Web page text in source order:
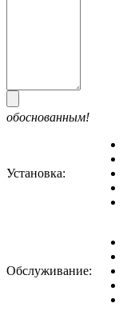
обоснованным!
Установка:
Обслуживание: